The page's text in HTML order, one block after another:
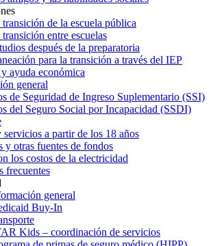
de la escuela pública
entre escuelas
después de la preparatoria
para la transición a través del IEP
ayuda económica
general
de Seguridad de Ingreso Suplementario (SSI)
del Seguro Social por Incapacidad (SSDI)
servicios a partir de los 18 años
y otras fuentes de fondos
los costos de la electricidad
frecuentes
general
Buy-In
Kids – coordinación de servicios